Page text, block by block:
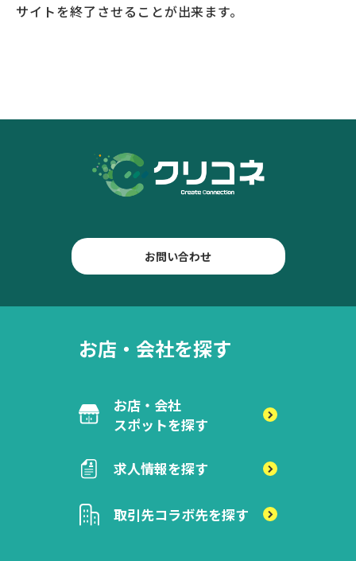
サイトを終了させることが出来ます。
お問い合わせ
お店・会社を探す
お店・会社
スポットを探す
求人情報を探す
取引先コラボ先を探す